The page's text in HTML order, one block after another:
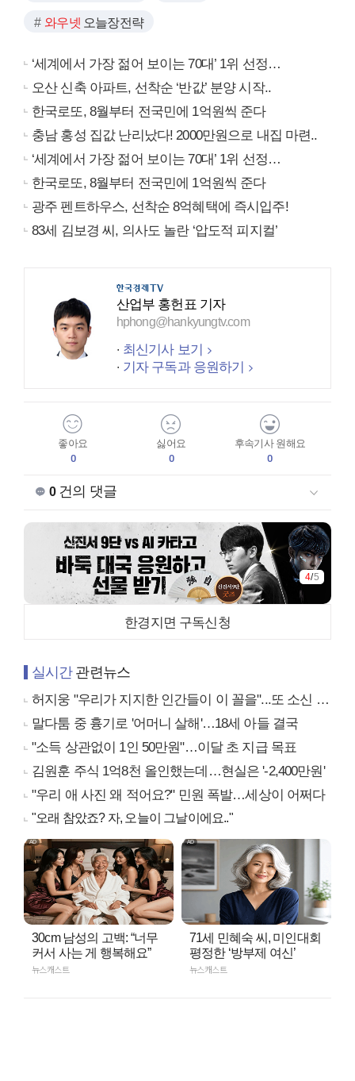
와우넷 오늘장전략
‘세계에서 가장 젊어 보이는 70대’ 1위 선정…
오산 신축 아파트, 선착순 ‘반값’ 분양 시작..
한국로또, 8월부터 전국민에 1억원씩 준다
충남 홍성 집값 난리났다! 2000만원으로 내집 마련..
‘세계에서 가장 젊어 보이는 70대’ 1위 선정…
한국로또, 8월부터 전국민에 1억원씩 준다
광주 펜트하우스, 선착순 8억혜택에 즉시입주!
83세 김보경 씨, 의사도 놀란 ‘압도적 피지컬’
산업부 홍헌표 기자
hphong@hankyungtv.com
최신기사 보기
기자 구독과 응원하기
좋아요
0
싫어요
0
후속기사 원해요
0
0건의 댓글
4/5
한경지면 구독신청
실시간관련뉴스
허지웅 "우리가 지지한 인간들이 이 꼴을"...또 소신 발언
말다툼 중 흉기로 '어머니 살해'…18세 아들 결국
"소득 상관없이 1인 50만원"…이달 초 지급 목표
김원훈 주식 1억8천 올인했는데…현실은 '-2,400만원'
"우리 애 사진 왜 적어요?" 민원 폭발…세상이 어쩌다
"오래 참았죠? 자, 오늘이 그날이에요.."
30cm 남성의 고백: “너무
커서 사는 게 행복해요”
뉴스캐스트
71세 민혜숙 씨, 미인대회
평정한 ‘방부제 여신’
뉴스캐스트